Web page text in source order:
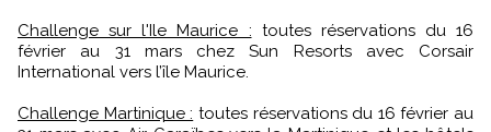
Challenge sur l'Ile Maurice : toutes réservations du 16
février au 31 mars chez Sun Resorts avec Corsair
International vers l’île Maurice.
Challenge Martinique : toutes réservations du 16 février au